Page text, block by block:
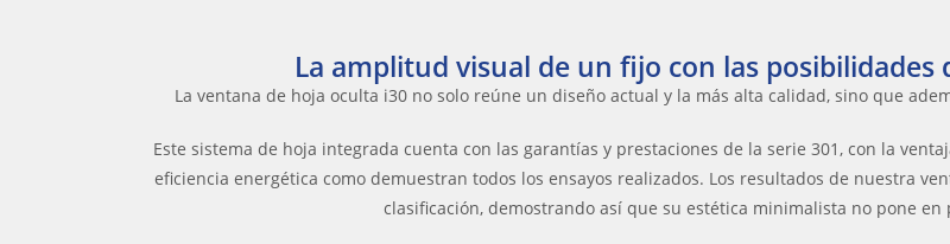
La amplitud visual de un fijo con las
La ventana de hoja oculta i30 no solo reúne un diseño actual y la más alta calidad, sino que
Este sistema de hoja integrada cuenta con las garantías y prestaciones de la serie 301, con la
eficiencia energética como demuestran todos los ensayos realizados. Los resultados de nuestra
clasificación, demostrando así que su estética minimalista no pone